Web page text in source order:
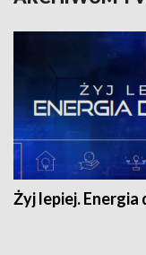
Żyj lepiej. Energia